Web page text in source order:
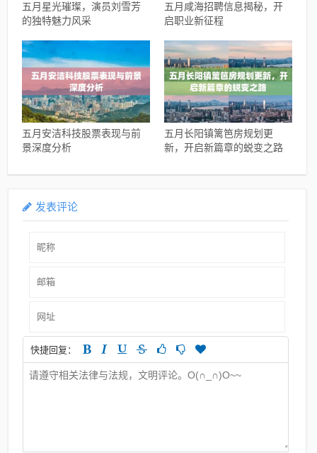
五月星光璀璨，演员刘雪芳
的独特魅力风采
五月咸海招聘信息揭秘，开
启职业新征程
五月安洁科技股票表现与前
景深度分析
五月长阳镇篱笆房规划更
新，开启新篇章的蜕变之路
发表评论
快捷回复：